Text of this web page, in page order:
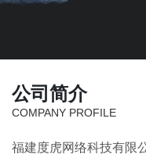
公司简介
COMPANY PROFILE
福建度虎网络科技有限